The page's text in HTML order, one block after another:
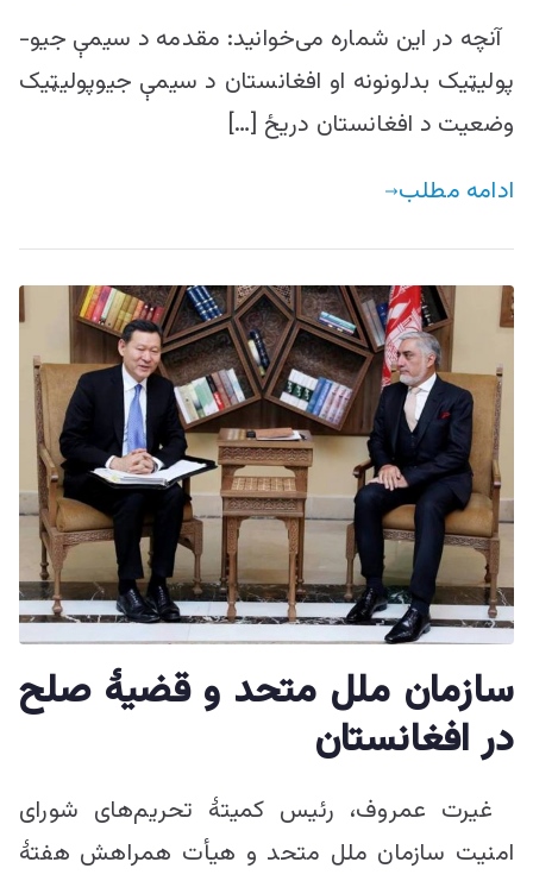
آنچه در این شماره می‌خوانید: مقدمه د سيمې جيو-
پوليټيک بدلونونه او افغانستان د سیمې جیوپولیټیک
وضعیت د افغانستان دریځ […]
ادامه مطلب
سازمان ملل متحد و قضیۀ صلح
در افغانستان
غیرت عمروف، رئیس کمیتۀ تحریم‌های شورای
امنیت سازمان ملل متحد و هیأت همراهش هفتۀ